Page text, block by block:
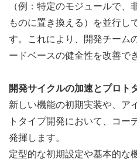
（例：特定のモジュールで
ものに置き換える）を並行し
す。これにより、開発チーム
ードベースの健全性を改善で
開発サイクルの加速とプロト
新しい機能の初期実装や、ア
トタイプ開発において、コー
発揮します。
定型的な初期設定や基本的な